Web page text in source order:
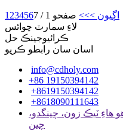
1 23456 اڳيون >>> صفحو 1 / 7
لاءِ سمارٽ چوائس
ڪرائيوجينڪ حل
اسان سان رابطو ڪريو
info@cdholy.com
+86 19150394142
+8619150394142
+8618090111643
هاءِ ٽيڪ زون، چينگدو،
چين